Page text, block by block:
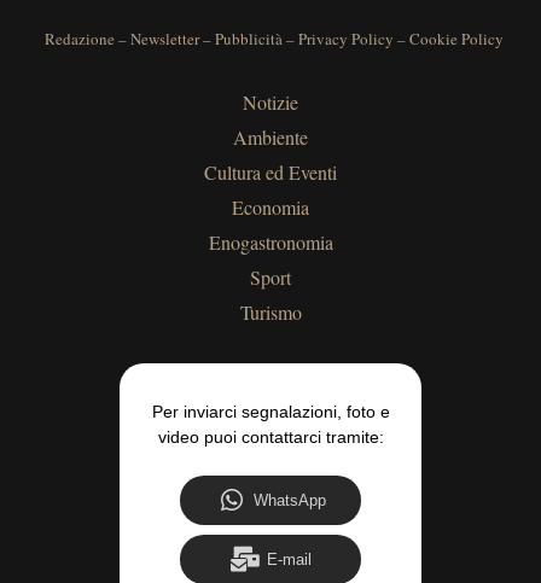
Redazione –Newsletter–Pubblicità–Privacy Policy –Cookie Policy
Notizie
Ambiente
Cultura ed Eventi
Economia
Enogastronomia
Sport
Turismo
Per inviarci segnalazioni, foto e
video puoi contattarci tramite:
WhatsApp
E-mail